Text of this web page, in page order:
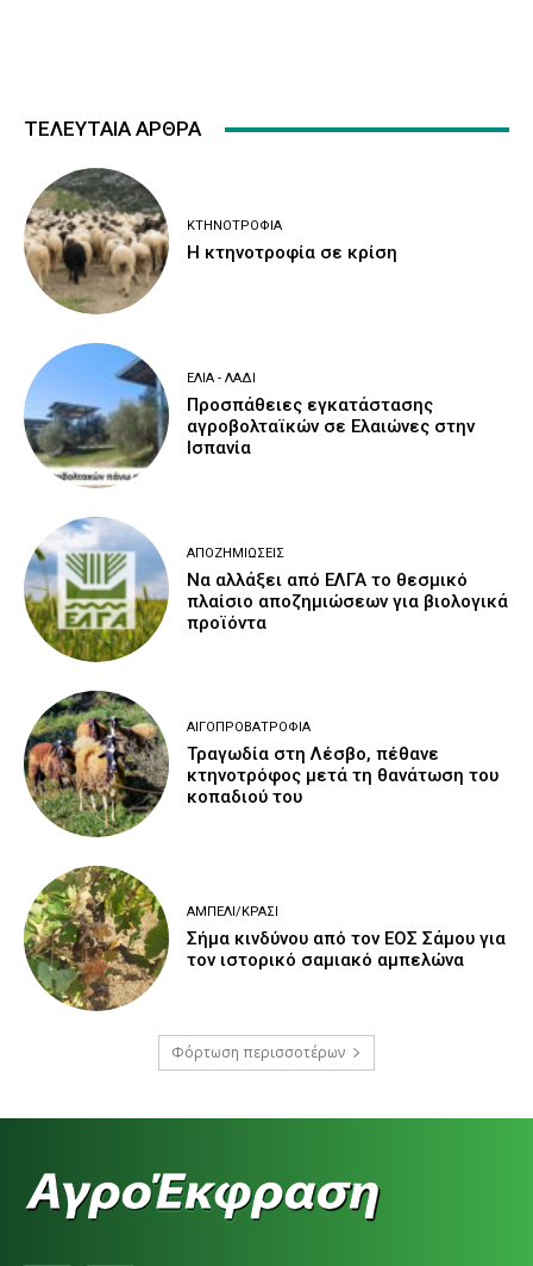
ΤΕΛΕΥΤΑΙΑ ΑΡΘΡΑ
ΚΤΗΝΟΤΡΟΦΊΑ
Η κτηνοτροφία σε κρίση
ΕΛΙΆ - ΛΆΔΙ
Προσπάθειες εγκατάστασης
αγροβολταϊκών σε Ελαιώνες στην
Ισπανία
ΑΠΟΖΗΜΙΏΣΕΙΣ
Να αλλάξει από ΕΛΓΑ το θεσμικό
πλαίσιο αποζημιώσεων για βιολογικά
προϊόντα
ΑΙΓΟΠΡΟΒΑΤΡΟΦΊΑ
Τραγωδία στη Λέσβο, πέθανε
κτηνοτρόφος μετά τη θανάτωση του
κοπαδιού του
ΑΜΠΈΛΙ/ΚΡΑΣΊ
Σήμα κινδύνου από τον ΕΟΣ Σάμου για
τον ιστορικό σαμιακό αμπελώνα
Φόρτωση περισσοτέρων